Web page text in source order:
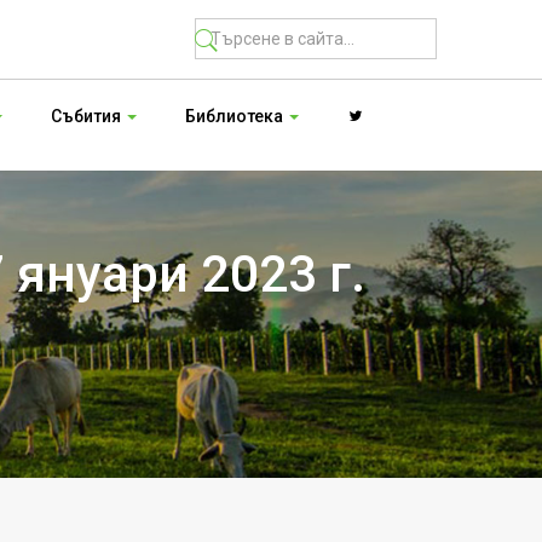
Събития Библиотека
2023 г.